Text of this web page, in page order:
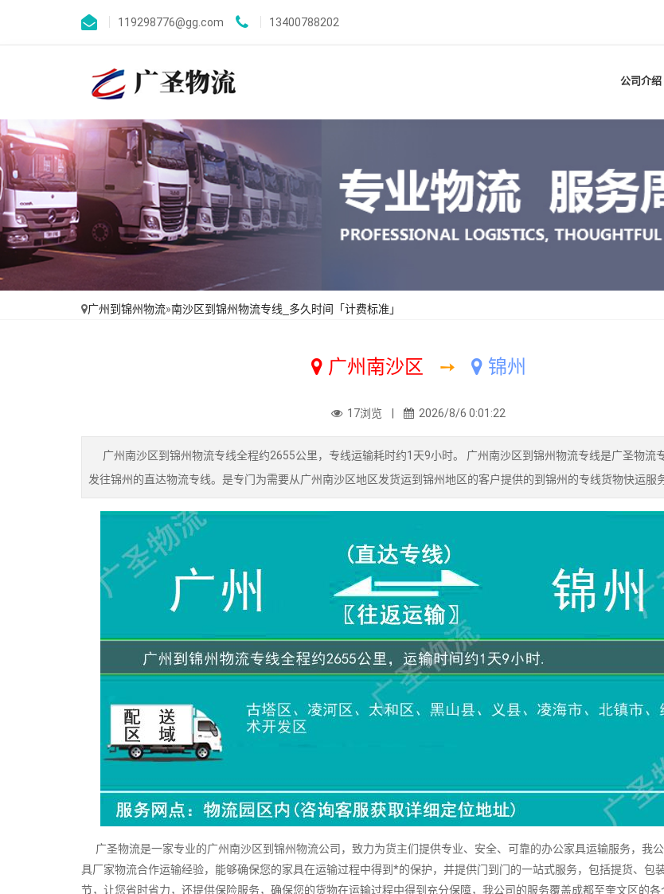
119298776@gg.com 13400788202
公司介绍
广州到锦州物流»南沙区到锦州物流专线_多久时间「计费标准」
广州南沙区 ➙ 锦州
17浏览 | 2026/8/6 0:01:22
广州南沙区到锦州物流专线全程约2655公里，专线运输耗时约1天9小时。 广州南沙区到锦州物流专线是广圣物流
发往锦州的直达物流专线。是专门为需要从广州南沙区地区发货运到锦州地区的客户提供的到锦州的专线货物快运服务
广圣物流是一家专业的广州南沙区到锦州物流公司，致力为货主们提供专业、安全、可靠的办公家具运输服务，我
具厂家物流合作运输经验，能够确保您的家具在运输过程中得到*的保护，并提供门到门的一站式服务，包括提货、包
节，让您省时省力，还提供保险服务，确保您的货物在运输过程中得到充分保障，我公司的服务覆盖成都至奎文区的